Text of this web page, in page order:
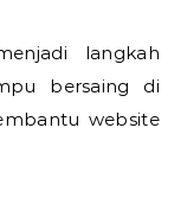
bersaing di
website